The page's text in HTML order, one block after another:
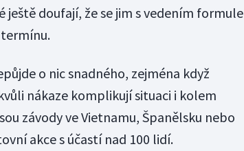
doufají, že se jim s vedením formule
o nic snadného, zejména když
nákaze komplikují situaci i kolem
závody ve Vietnamu, Španělsku nebo
akce s účastí nad 100 lidí.